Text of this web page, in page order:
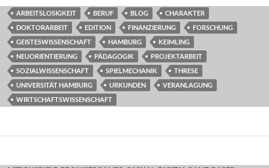
ARBEITSLOSIGKEIT BERUF BLOG
CHARAKTER
DOKTORARBEIT
EDITION FINANZIERUNG
FORSCHUNG
GEISTESWISSENSCHAFT
HAMBURG
KEIMLING
NEUORIENTIERUNG
PÄDAGOGIK
PROJEKTARBEIT
SOZIALWISSENSCHAFT
SPIELMECHANIK
THRESE
UNIVERSITÄT HAMBURG
URKUNDEN
VERANLAGUNG
WIRTSCHAFTSWISSENSCHAFT